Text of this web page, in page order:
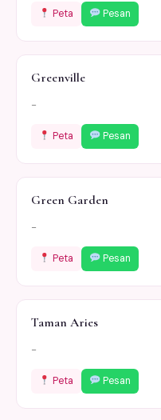
Peta Pesan
Greenville
-
Peta Pesan
Green Garden
-
Peta Pesan
Taman Aries
-
Peta Pesan